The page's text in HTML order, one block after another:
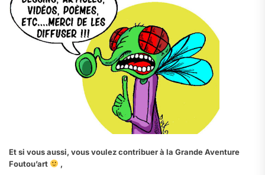
Et si vous aussi, vous voulez contribuer à la Grande Aventure
Foutou’art
,